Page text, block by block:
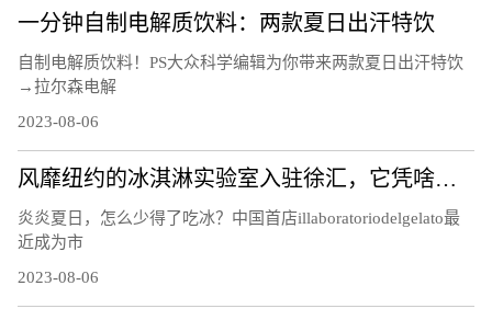
一分钟自制电解质饮料：两款夏日出汗特饮
自制电解质饮料！PS大众科学编辑为你带来两款夏日出汗特饮
→拉尔森电解
2023-08-06
风靡纽约的冰淇淋实验室入驻徐汇，它凭啥俘获“中国胃”？
炎炎夏日，怎么少得了吃冰？中国首店illaboratoriodelgelato最
近成为市
2023-08-06